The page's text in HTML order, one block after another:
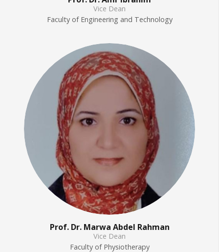
Vice Dean
Faculty of Engineering and Technology
Prof. Dr. Marwa Abdel Rahman
Vice Dean
Faculty of Physiotherapy